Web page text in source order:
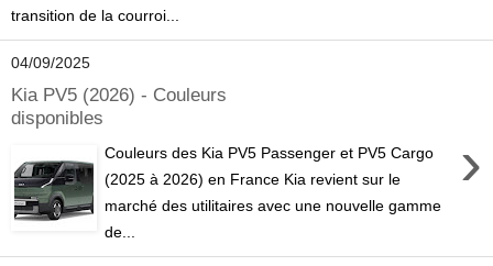
transition de la courroi...
04/09/2025
Kia PV5 (2026) - Couleurs
disponibles
›
Couleurs des Kia PV5 Passenger et PV5 Cargo
(2025 à 2026) en France Kia revient sur le
marché des utilitaires avec une nouvelle gamme
de...